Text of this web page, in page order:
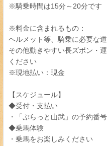
※騎乗時間は15分～20分です
※料金に含まれるもの：
ヘルメット等、騎乗に必要な
その他動きやすい長ズボン・
ください
※現地払い：現金
【スケジュール】
◆受付・支払い
・「ぷらっと山武」の予約番
◆乗馬体験
・乗馬をお楽しみください